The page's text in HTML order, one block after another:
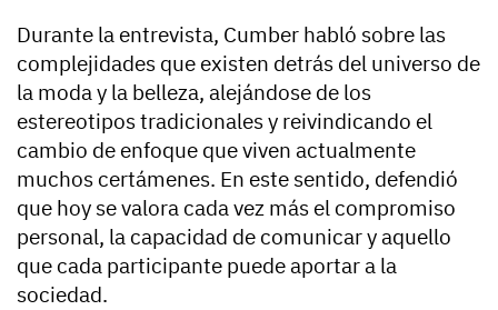
Durante la entrevista, Cumber habló sobre las
complejidades que existen detrás del universo de
la moda y la belleza, alejándose de los
estereotipos tradicionales y reivindicando el
cambio de enfoque que viven actualmente
muchos certámenes. En este sentido, defendió
que hoy se valora cada vez más el compromiso
personal, la capacidad de comunicar y aquello
que cada participante puede aportar a la
sociedad.